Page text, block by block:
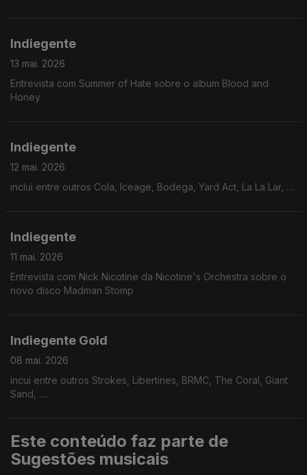
Indiegente
13 mai. 2026
Entrevista com Summer of Hate sobre o album Blood and
Honey
Indiegente
12 mai. 2026
inclui entre outros Cola, Iceage, Bodega, Yard Act, La La Lar, ....
Indiegente
11 mai. 2026
Entrevista com Nick Nicotine da Nicotine's Orchestra sobre o
novo disco Madman Stomp
Indiegente Gold
08 mai. 2026
incui entre outros Strokes, Libertines, BRMC, The Coral, Giant
Sand, ....
Este conteúdo faz parte de
Sugestões musicais